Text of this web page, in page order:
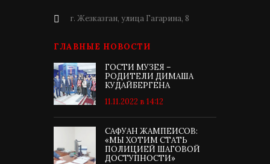
г. Жезказган, улица Гагарина, 8
ГЛАВНЫЕ НОВОСТИ
ГОСТИ МУЗЕЯ –
РОДИТЕЛИ ДИМАША
КУДАЙБЕРГЕНА
11.11.2022 в 14:12
САФУАН ЖАМПЕИСОВ:
«МЫ ХОТИМ СТАТЬ
ПОЛИЦИЕЙ ШАГОВОЙ
ДОСТУПНОСТИ»